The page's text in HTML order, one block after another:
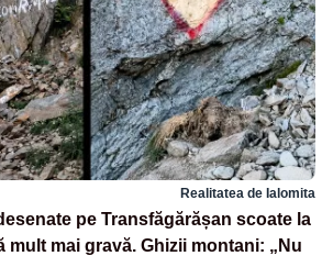
Realitatea de Ialomita
pe Transfăgărășan scoate la
mult mai gravă. Ghizii montani: „Nu